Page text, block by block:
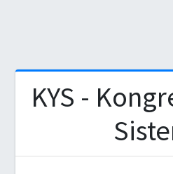
KYS -